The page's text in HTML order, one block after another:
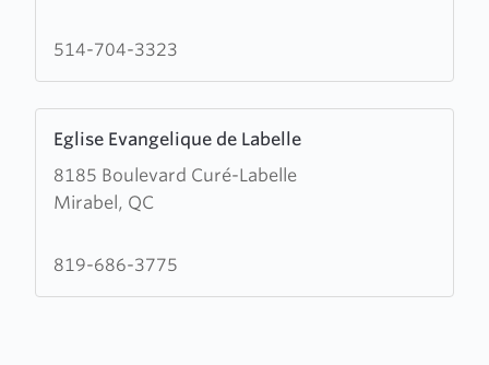
Evangelique
514-704-3323
Eglise Evangelique de Labelle
8185 Boulevard Curé-Labelle
Mirabel, QC
more
about
Eglise
de819-686-3775